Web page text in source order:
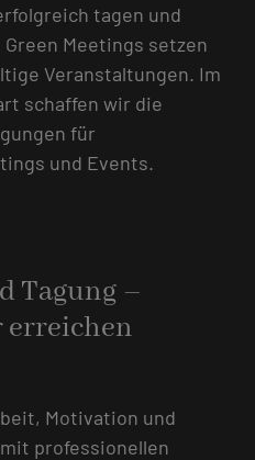
tagen und
Meetings setzen
Veranstaltungen. Im
schaffen wir die
für
und Events.
Tagung –
erreichen
Motivation und
professionellen